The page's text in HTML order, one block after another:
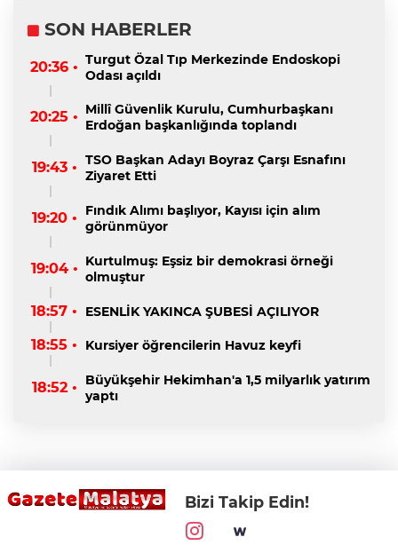
SON HABERLER
20:36 • Turgut Özal Tıp Merkezinde Endoskopi
Odası açıldı
20:25 • Millî Güvenlik Kurulu, Cumhurbaşkanı
Erdoğan başkanlığında toplandı
19:43 • TSO Başkan Adayı Boyraz Çarşı Esnafını
Ziyaret Etti
19:20 •
Fındık Alımı başlıyor, Kayısı için alım
görünmüyor
19:04 • Kurtulmuş: Eşsiz bir demokrasi örneği
olmuştur
18:57 • ESENLİK YAKINCA ŞUBESİ AÇILIYOR
18:55 • Kursiyer öğrencilerin Havuz keyfi
18:52 •
Büyükşehir Hekimhan'a 1,5 milyarlık yatırım
yaptı
Bizi Takip Edin!